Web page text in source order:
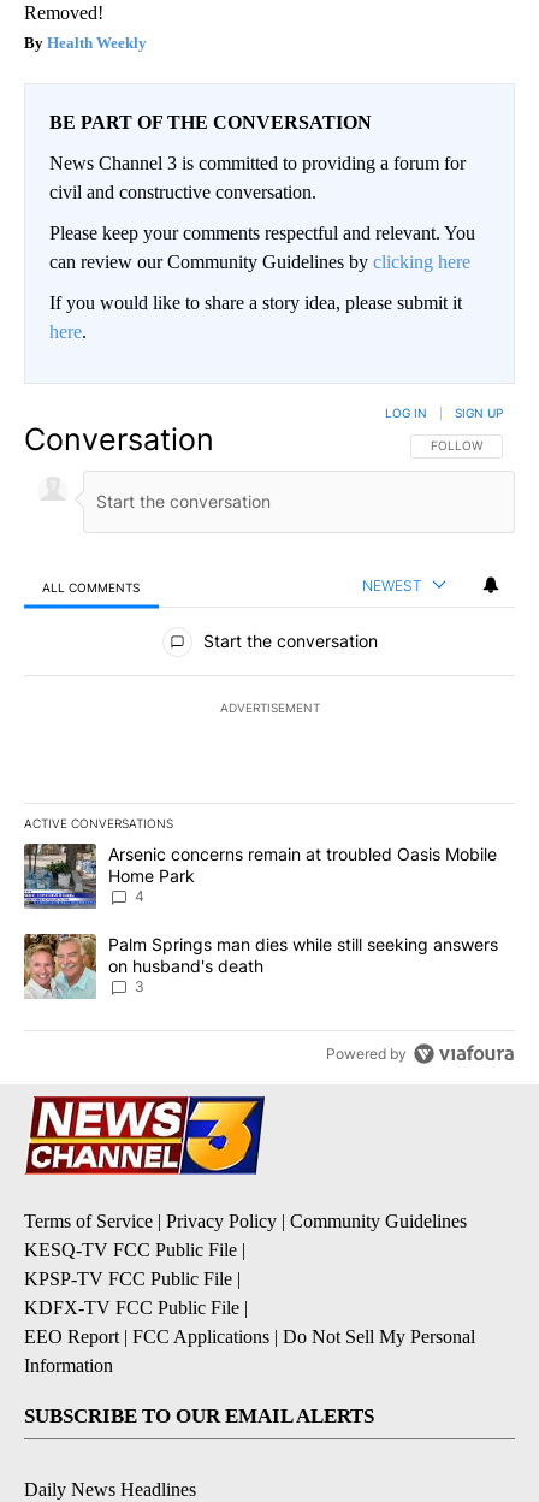
Removed!
Health Weekly
BE PART OF THE CONVERSATION
News Channel 3 is committed to providing a forum for
civil and constructive conversation.
Please keep your comments respectful and relevant. You
can review our Community Guidelines by clicking here
If you would like to share a story idea, please submit it
here.
Conversation FOLLOW THIS
FOLLOW
LOG IN SIGN UP
ALL COMMENTS NEWEST
All Comments
Start the conversation
ADVERTISEMENT
ACTIVE CONVERSATIONS
The following is a list of the most commented articles in the last
A trending article titled "Arsenic concerns remain at troubled
Arsenic concerns remain at troubled Oasis Mobile
Home Park
4
A trending article titled "Palm Springs man dies while still
Palm Springs man dies while still seeking answers
on husband's death
3
Powered by
Terms of Service | Privacy Policy | Community Guidelines
KESQ-TV FCC Public File |
KPSP-TV FCC Public File |
KDFX-TV FCC Public File |
EEO Report | FCC Applications | Do Not Sell My Personal
Information
SUBSCRIBE TO OUR EMAIL ALERTS
Daily News Headlines